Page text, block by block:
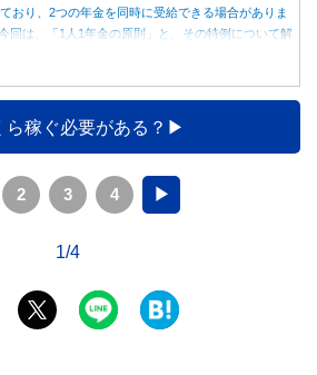
おり、2つの年金を同時に受給できる場合がありま
回は、「1人1年金の原則」と、その特例について解
稼ぐ必要がある？
2 3 4 ▶
1/4